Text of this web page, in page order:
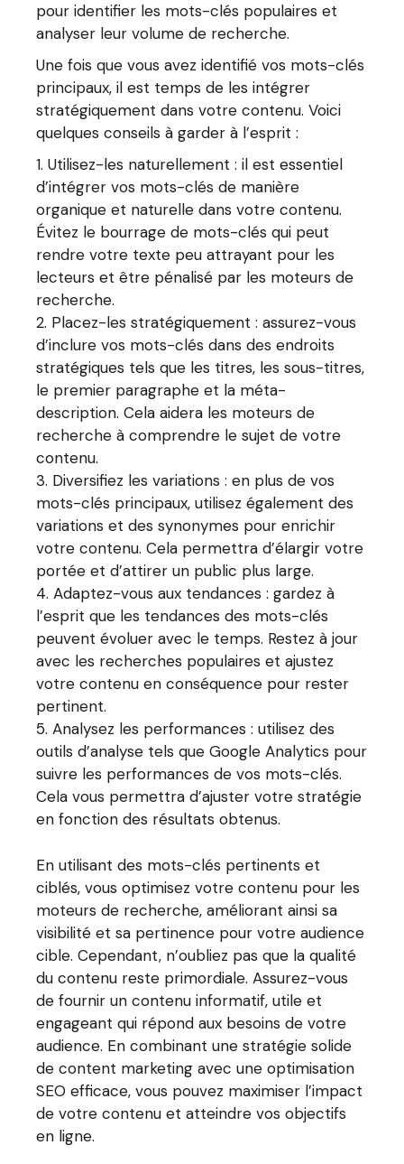
pour identifier les mots-clés populaires et
analyser leur volume de recherche.
Une fois que vous avez identifié vos mots-clés
principaux, il est temps de les intégrer
stratégiquement dans votre contenu. Voici
quelques conseils à garder à l’esprit :
Utilisez-les naturellement : il est essentiel
d’intégrer vos mots-clés de manière
organique et naturelle dans votre contenu.
Évitez le bourrage de mots-clés qui peut
rendre votre texte peu attrayant pour les
lecteurs et être pénalisé par les moteurs de
recherche.
Placez-les stratégiquement : assurez-vous
d’inclure vos mots-clés dans des endroits
stratégiques tels que les titres, les sous-titres,
le premier paragraphe et la méta-
description. Cela aidera les moteurs de
recherche à comprendre le sujet de votre
contenu.
Diversifiez les variations : en plus de vos
mots-clés principaux, utilisez également des
variations et des synonymes pour enrichir
votre contenu. Cela permettra d’élargir votre
portée et d’attirer un public plus large.
Adaptez-vous aux tendances : gardez à
l’esprit que les tendances des mots-clés
peuvent évoluer avec le temps. Restez à jour
avec les recherches populaires et ajustez
votre contenu en conséquence pour rester
pertinent.
Analysez les performances : utilisez des
outils d’analyse tels que Google Analytics pour
suivre les performances de vos mots-clés.
Cela vous permettra d’ajuster votre stratégie
en fonction des résultats obtenus.
En utilisant des mots-clés pertinents et
ciblés, vous optimisez votre contenu pour les
moteurs de recherche, améliorant ainsi sa
visibilité et sa pertinence pour votre audience
cible. Cependant, n’oubliez pas que la qualité
du contenu reste primordiale. Assurez-vous
de fournir un contenu informatif, utile et
engageant qui répond aux besoins de votre
audience. En combinant une stratégie solide
de content marketing avec une optimisation
SEO efficace, vous pouvez maximiser l’impact
de votre contenu et atteindre vos objectifs
en ligne.